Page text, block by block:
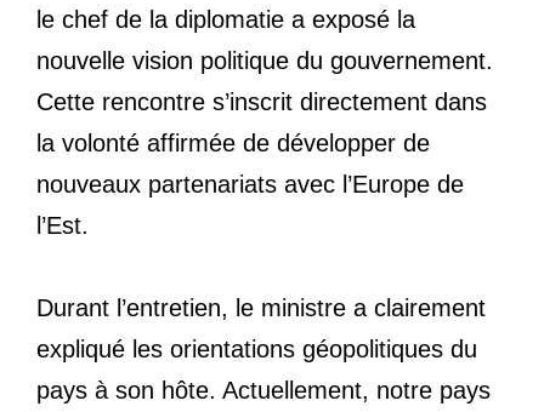
le chef de la diplomatie a exposé la
nouvelle vision politique du gouvernement.
Cette rencontre s’inscrit directement dans
la volonté affirmée de développer de
nouveaux partenariats avec l’Europe de
l’Est.
Durant l’entretien, le ministre a clairement
expliqué les orientations géopolitiques du
pays à son hôte. Actuellement, notre pays